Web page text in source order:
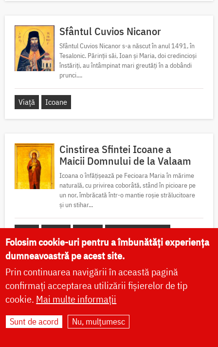
Sfântul Cuvios Nicanor
Sfântul Cuvios Nicanor s-a născut în anul 1491, în
Tesalonic. Părinții săi, Ioan și Maria, doi credincioși
înstăriți, au întâmpinat mari greutăți în a dobândi
prunci....
Viață Icoane
Cinstirea Sfintei Icoane a
Maicii Domnului de la Valaam
Icoana o înfățișează pe Fecioara Maria în mărime
naturală, cu privirea coborâtă, stând în picioare pe
un nor, îmbrăcată într-o mantie roșie strălucitoare
și un stihar...
Viață Minuni Icoane
Locuri de pelerinaj
Sfântul Munte Athos
Video
Apostolul zilei
Folosim cookie-uri pentru a îmbunătăți experiența
dumneavoastră pe acest site.
Prin continuarea navigării în această pagină
confirmați acceptarea utilizării fișierelor de tip
cookie. Mai multe informații
Sunt de acord Nu, mulțumesc